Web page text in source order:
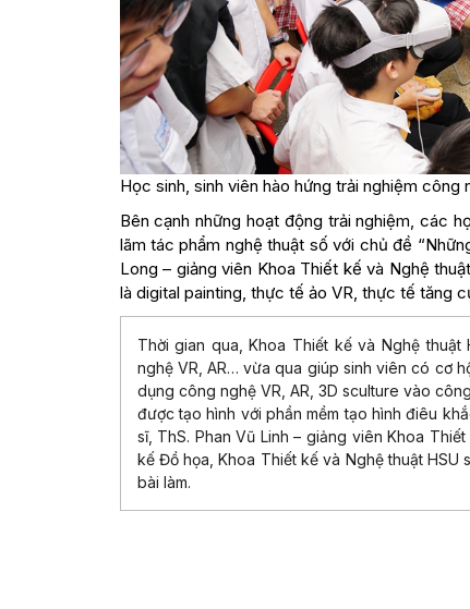
Học sinh, sinh viên hào hứng trải nghiệm công
Bên cạnh những hoạt động trải nghiệm, các
lãm tác phẩm nghệ thuật số với chủ đề
Long – giảng viên Khoa Thiết kế và Nghệ
là digital painting, thực tế ảo VR, thực tế tăng
Thời gian qua, Khoa Thiết kế và Nghệ
nghệ VR, AR… vừa qua giúp sinh viên có cơ
dụng công nghệ VR, AR, 3D sculture vào
được tạo hình với phần mềm tạo hình điêu
sĩ, ThS. Phan Vũ Linh – giảng viên Khoa
kế Đồ họa, Khoa Thiết kế và Nghệ thuật
bài làm.